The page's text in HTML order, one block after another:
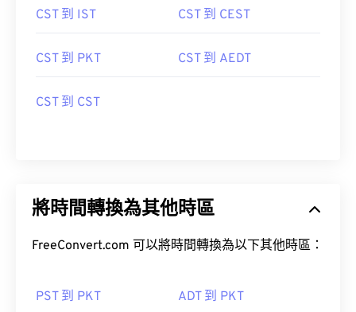
CST 到 IST CST 到 CEST
CST 到 PKT CST 到 AEDT
CST 到 CST
將時間轉換為其他時區
FreeConvert.com 可以將時間轉換為以下其他時區：
PST 到 PKT ADT 到 PKT